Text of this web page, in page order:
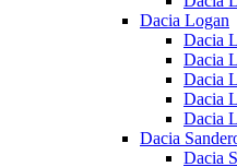
Dacia Logan
Dacia
Dacia
Dacia
Dacia
Dacia
Dacia
Dacia